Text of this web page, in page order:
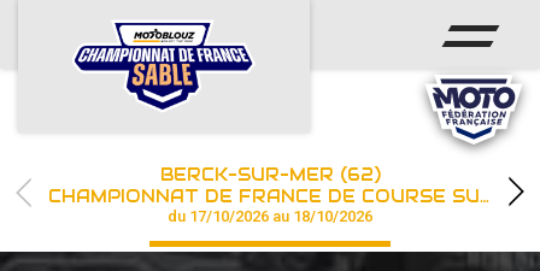
ACCUEIL
ACTUS
CHAMPIONNAT
RÉSULTATS
BERCK-SUR-MER (62)
CHAMPIONNAT DE FRANCE DE COURSE SUR SABLE
du 17/10/2026 au 18/10/2026